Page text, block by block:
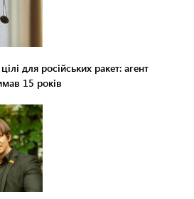
для російських ракет: агент
15 років